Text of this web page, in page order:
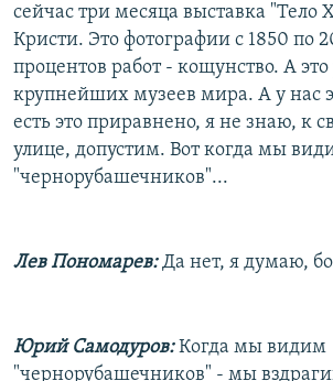
сейчас три месяца выставка "Тело
Кристи. Это фотографии с 1850 по
процентов работ - кощунство. А
крупнейших музеев мира. А у нас
есть это приравнено, я не знаю, к
улице, допустим. Вот когда мы
"чернорубашечников"...
Лев Пономарев:Да нет, я думаю,
Юрий Самодуров:Когда мы видим
"чернорубашечников" - мы